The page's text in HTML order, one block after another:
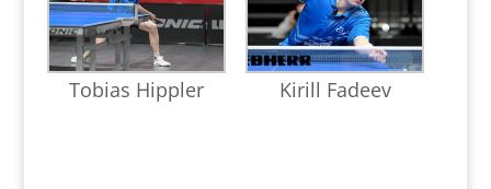
Tobias Hippler Kirill Fadeev